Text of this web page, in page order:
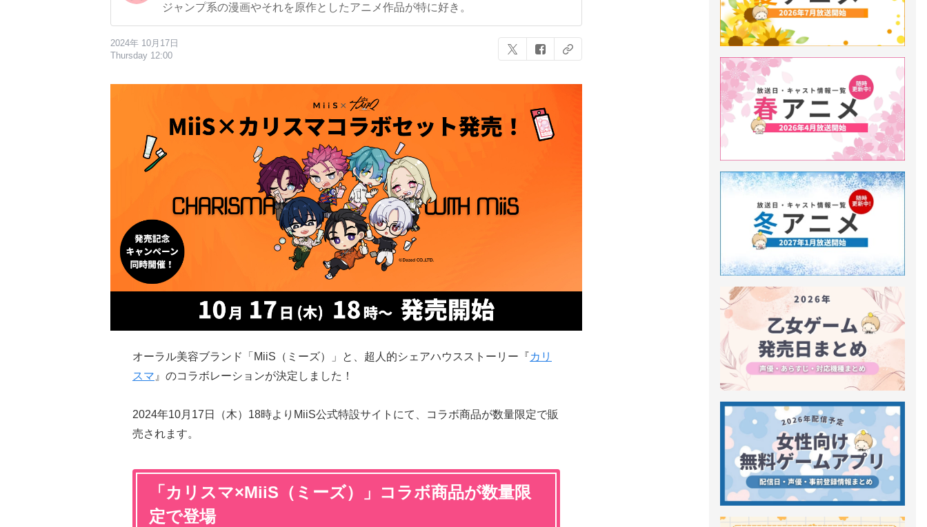
ジャンプ系の漫画やそれを原作としたアニメ作品が特に好き。
2024年 10月17日
Thursday 12:00
オーラル美容ブランド「MiiS（ミーズ）」と、超人的シェアハウスストーリー『カリ
スマ 』のコラボレーションが決定しました！
2024年10月17日（木）18時よりMiiS公式特設サイトにて、コラボ商品が数量限定で販
売されます。
「カリスマ×MiiS（ミーズ）」コラボ商品が数量限
定で登場